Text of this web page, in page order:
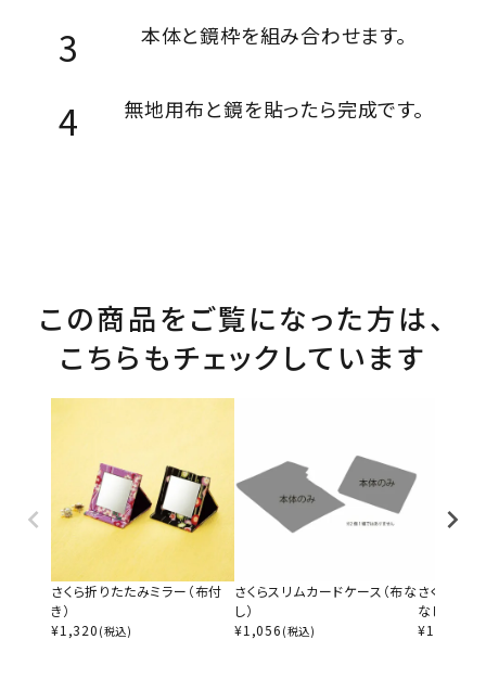
本体と鏡枠を組み合わせます。
無地用布と鏡を貼ったら完成です。
この商品をご覧になった方は、
こちらもチェックしています
さくら折りたたみミラー（布付
き）
¥1,320 (税込)
さくらスリムカードケース（布な
し）
¥1,056 (税込)
さくらジャ
なし）
¥1,386